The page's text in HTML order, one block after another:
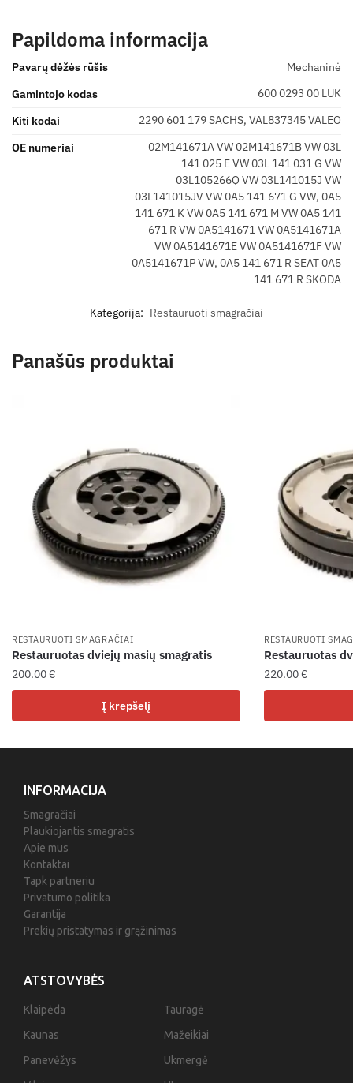
Papildoma informacija
Pavarų dėžės rūšis
Mechaninė
Gamintojo kodas
600 0293 00 LUK
Kiti kodai
2290 601 179 SACHS, VAL837345 VALEO
OE numeriai
02M141671A VW 02M141671B VW 03L
141 025 E VW 03L 141 031 G VW
03L105266Q VW 03L141015J VW
03L141015JV VW 0A5 141 671 G VW, 0A5
141 671 K VW 0A5 141 671 M VW 0A5 141
671 R VW 0A5141671 VW 0A5141671A
VW 0A5141671E VW 0A5141671F VW
0A5141671P VW, 0A5 141 671 R SEAT 0A5
141 671 R SKODA
Kategorija: Restauruoti smagračiai
Panašūs produktai
RESTAURUOTI SMAGRAČIAI
Restauruotas dviejų masių smagratis
200.00€
Į krepšelį
RESTAURUOTI
Restauruotas
220.00€
ATSTOVYBĖS
Klaipėda
Kaunas
Panevėžys
Tauragė
Mažeikiai
Ukmergė
INFORMACIJA
Smagračiai
Plaukiojantis smagratis
Apie mus
Kontaktai
Tapk partneriu
Privatumo politika
Garantija
Prekių pristatymas ir grąžinimas